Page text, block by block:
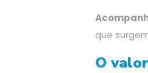
que
O